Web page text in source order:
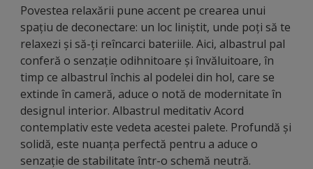
Povestea relaxării pune accent pe crearea unui
spațiu de deconectare: un loc liniștit, unde poți să te
relaxezi și să-ți reîncarci bateriile. Aici, albastrul pal
conferă o senzație odihnitoare și învăluitoare, în
timp ce albastrul închis al podelei din hol, care se
extinde în cameră, aduce o notă de modernitate în
designul interior. Albastrul meditativ Acord
contemplativ este vedeta acestei palete. Profundă și
solidă, este nuanța perfectă pentru a aduce o
senzație de stabilitate într-o schemă neutră.